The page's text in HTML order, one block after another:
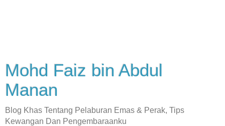
Mohd Faiz bin Abdul
Manan
Blog Khas Tentang Pelaburan Emas & Perak, Tips
Kewangan Dan Pengembaraanku